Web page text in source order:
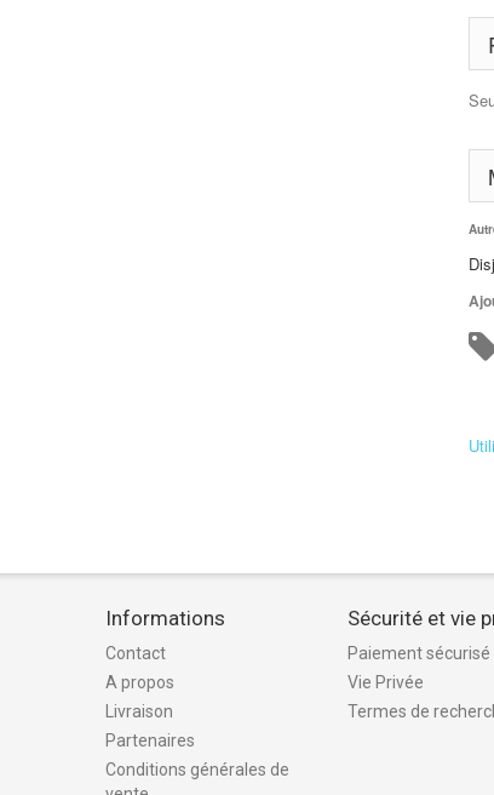
Informations
Contact
A propos
Livraison
Partenaires
Conditions générales de
Sécurité et vie
Paiement sécurisé
Vie Privée
Termes de